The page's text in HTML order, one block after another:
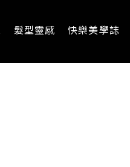
髮型靈感 快樂美學誌